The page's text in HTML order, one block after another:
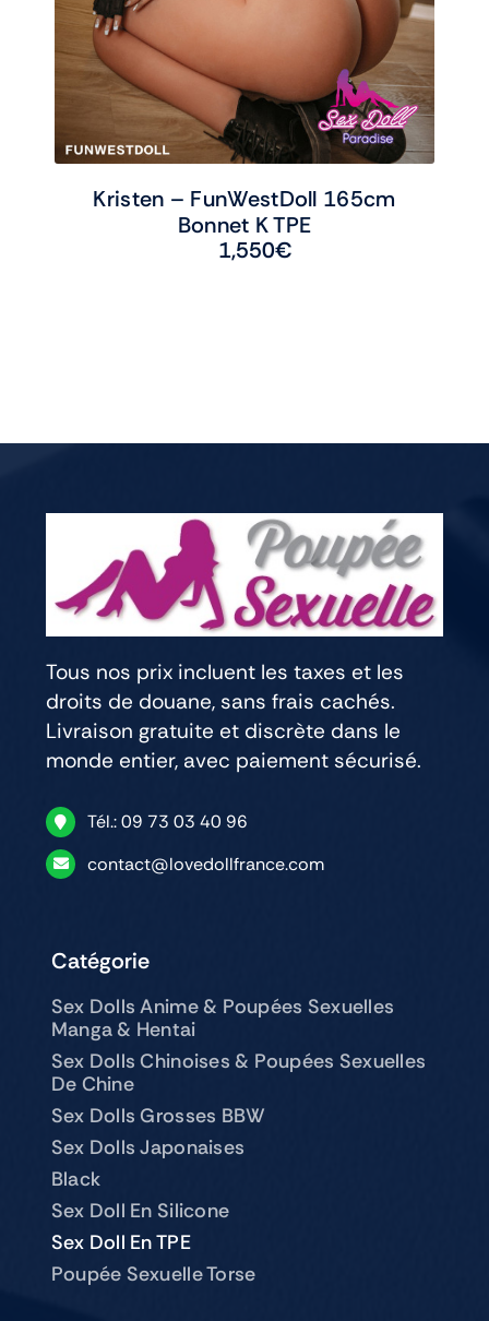
Kristen – FunWestDoll 165cm
Bonnet K TPE
1,550€
Tous nos prix incluent les taxes et les
droits de douane, sans frais cachés.
Livraison gratuite et discrète dans le
monde entier, avec paiement sécurisé.
Tél.: 09 73 03 40 96
contact@lovedollfrance.com
Catégorie
Sex Dolls Anime & Poupées Sexuelles
Manga & Hentai
Sex Dolls Chinoises & Poupées Sexuelles
De Chine
Sex Dolls Grosses BBW
Sex Dolls Japonaises
Black
Sex Doll En Silicone
Sex Doll En TPE
Poupée Sexuelle Torse